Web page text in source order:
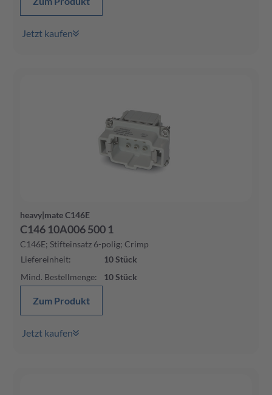
Jetzt kaufen
heavy|mate C146E
C146 10A006 500 1
C146E; Stifteinsatz 6-polig; Crimp
Liefereinheit: 10Stück
Mind. Bestellmenge: 10Stück
Zum Produkt
Jetzt kaufen